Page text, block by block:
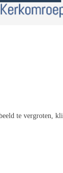
te vergroten,